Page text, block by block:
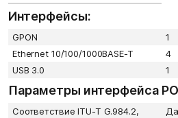
Интерфейсы:
GPON
1
Ethernet 10/100/1000BASE-T
4
USB 3.0
1
Параметры интерфейса
Соответствие ITU-T G.984.2,
Да